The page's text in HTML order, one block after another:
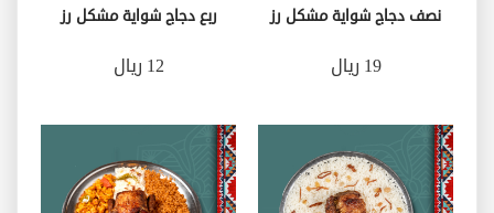
نصف دجاج شواية مشكل رز
19 ريال
ربع دجاج شواية مشكل رز
12 ريال